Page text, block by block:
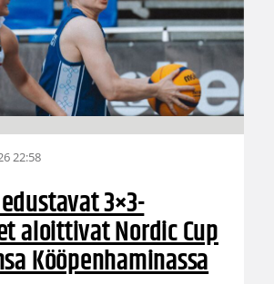
22:58
3×3-
aloittivat Nordic Cup
Kööpenhaminassa